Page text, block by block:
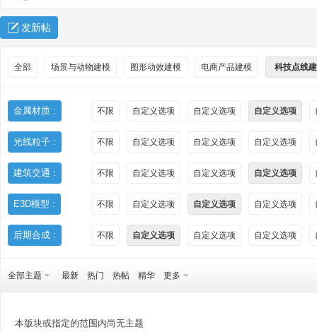
发新帖
全部 场景与动物建模 图形动效建模 电商产品建模 科技点线
金属材质 : 不限 自定义选项 自定义选项 自定义选项
光线粒子 : 不限 自定义选项 自定义选项 自定义选项
建筑交通 : 不限 自定义选项 自定义选项 自定义选项
E3D模型 : 不限 自定义选项 自定义选项 自定义选项
后期合成 : 不限 自定义选项 自定义选项 自定义选项
全部主题 最新 热门 热帖 精华 更多
本版块或指定的范围内尚无主题